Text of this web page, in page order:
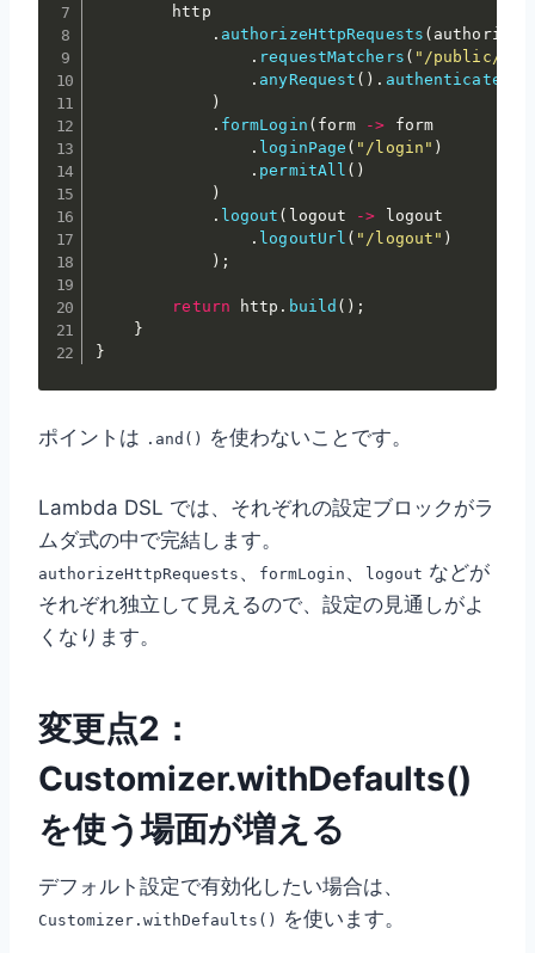
        http
. authorizeHttpRequests ( authorize
. requestMatchers ( "/public/**"
. anyRequest ( ) . authenticated
)
. formLogin ( form -> form
. loginPage ( "/login" )
. permitAll ( )
)
. logout ( logout -> logout
. logoutUrl ( "/logout" )
) ;
return http . build ( ) ;
}
}
ポイントは .and() を使わないことです。
Lambda DSL では、それぞれの設定ブロックがラ
ムダ式の中で完結します。
authorizeHttpRequests 、 formLogin 、 logout などが
それぞれ独立して見えるので、設定の見通しがよ
くなります。
変更点2：
Customizer.withDefaults()
を使う場面が増える
デフォルト設定で有効化したい場合は、
Customizer.withDefaults() を使います。